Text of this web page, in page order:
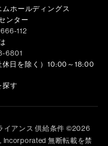
ホールディングス
ンター
112
6801
日を除く）10:00～18:00
探す
イアンス 供給条件 ©2026
Incorporated 無断転載を禁